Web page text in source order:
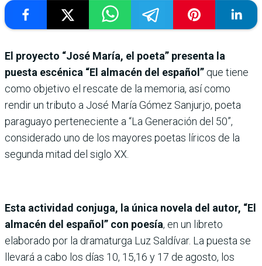
El proyecto “José María, el poeta” presenta la
puesta escénica “El almacén del español” que tiene
como objetivo el rescate de la memoria, así como
rendir un tributo a José María Gómez Sanjurjo, poeta
paraguayo perteneciente a “La Generación del 50”,
considerado uno de los mayores poetas líricos de la
segunda mitad del siglo XX.
Esta actividad conjuga, la única novela del autor, “El
almacén del español” con poesía, en un libreto
elaborado por la dramaturga Luz Saldívar. La puesta se
llevará a cabo los días 10, 15,16 y 17 de agosto, los